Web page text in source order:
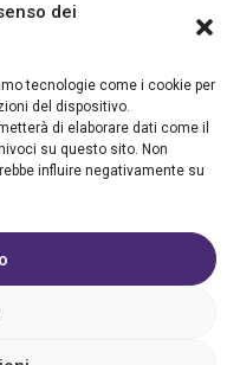
dei
tecnologie come i cookie per
del dispositivo.
di elaborare dati come il
su questo sito. Non
influire negativamente su